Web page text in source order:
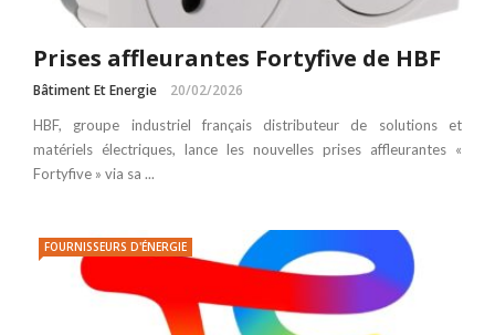
Prises affleurantes Fortyfive de HBF
Bâtiment Et Energie 20/02/2026
HBF, groupe industriel français distributeur de solutions et
matériels électriques, lance les nouvelles prises affleurantes «
Fortyfive » via sa ...
FOURNISSEURS D'ÉNERGIE